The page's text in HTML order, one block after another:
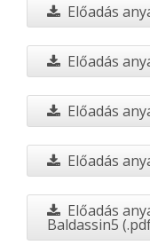
Előadás
Előadás
Előadás
Előadás
Előadás
Baldassin5